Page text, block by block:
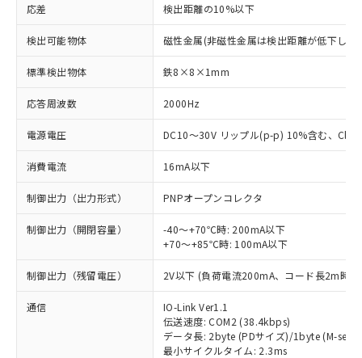
応差 検出距離の10%以下
検出可能物体 磁性金属(非磁性金属は検出距離が低下しま
標準検出物体 鉄8×8×1mm
応答周波数 2000Hz
電源電圧 DC10～30V リップル(p-p) 10%含む、
消費電流 16mA以下
制御出力（出力形式） PNPオープンコレクタ
制御出力（開閉容量）
-40～+70℃時: 200mA以下
+70～+85℃時: 100mA以下
制御出力（残留電圧） 2V以下 (負荷電流200mA、コード長2m時)
通信
IO-Link Ver1.1
伝送速度: COM2 (38.4kbps)
データ長: 2byte (PDサイズ)/1byte (M-
最小サイクルタイム: 2.3ms